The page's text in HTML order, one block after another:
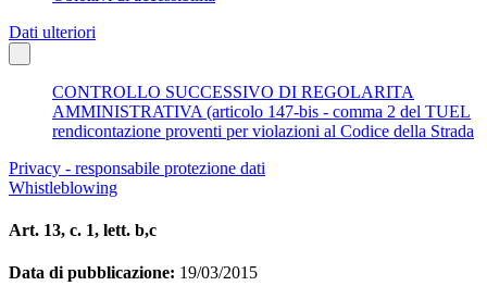
Dati ulteriori
CONTROLLO SUCCESSIVO DI REGOLARITA
AMMINISTRATIVA (articolo 147-bis - comma 2 del TUEL
rendicontazione proventi per violazioni al Codice della Strada
Privacy - responsabile protezione dati
Whistleblowing
Art. 13, c. 1, lett. b,c
Data di pubblicazione: 19/03/2015